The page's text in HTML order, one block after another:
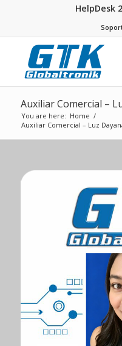
HelpDesk
Auxiliar Comercial –
You are here: Home /
Auxiliar Comercial – Luz